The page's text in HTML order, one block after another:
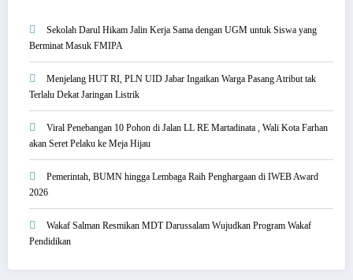
Sekolah Darul Hikam Jalin Kerja Sama dengan UGM untuk Siswa yang
Berminat Masuk FMIPA
Menjelang HUT RI, PLN UID Jabar Ingatkan Warga Pasang Atribut tak
Terlalu Dekat Jaringan Listrik
Viral Penebangan 10 Pohon di Jalan LL RE Martadinata , Wali Kota Farhan
akan Seret Pelaku ke Meja Hijau
Pemerintah, BUMN hingga Lembaga Raih Penghargaan di IWEB Award
2026
Wakaf Salman Resmikan MDT Darussalam Wujudkan Program Wakaf
Pendidikan